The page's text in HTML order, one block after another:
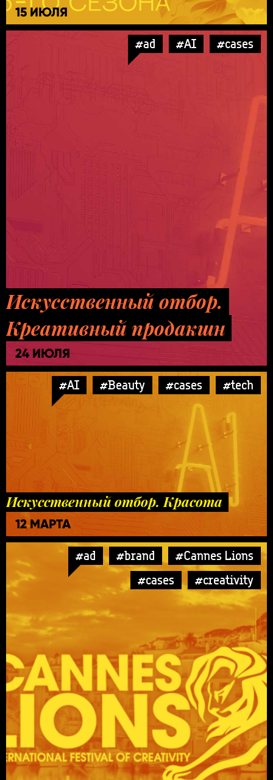
15 ИЮЛЯ
#ad #AI #cases
Искусственный отбор.
Креативный продакшн
24 ИЮЛЯ
#AI #Beauty #cases #tech
Искусственный отбор. Красота
12 МАРТА
#ad #brand
#Cannes Lions
#cases
#creativity